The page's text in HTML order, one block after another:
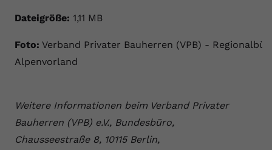
Dateigröße: 1,11 MB
Foto: Verband Privater Bauherren (VPB) -
Alpenvorland
Weitere Informationen beim Verband Privater
Bauherren (VPB) e.V., Bundesbüro,
Chausseestraße 8, 10115 Berlin,